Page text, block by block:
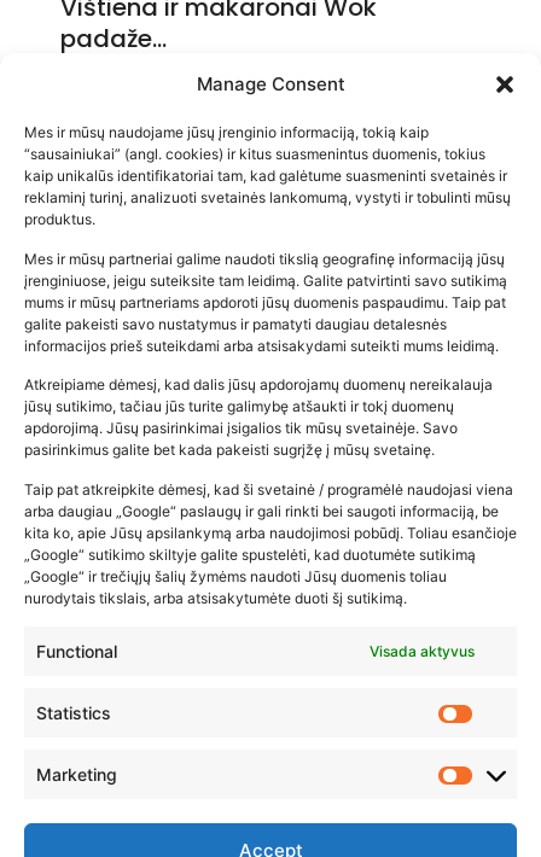
Manage Consent
Mes ir mūsų naudojame jūsų įrenginio informaciją, tokią kaip
“sausainiukai” (angl. cookies) ir kitus suasmenintus duomenis, tokius
kaip unikalūs identifikatoriai tam, kad galėtume suasmeninti svetainės ir
reklaminį turinį, analizuoti svetainės lankomumą, vystyti ir tobulinti mūsų
produktus.
Mes ir mūsų partneriai galime naudoti tikslią geografinę informaciją jūsų
įrenginiuose, jeigu suteiksite tam leidimą. Galite patvirtinti savo sutikimą
mums ir mūsų partneriams apdoroti jūsų duomenis paspaudimu. Taip pat
galite pakeisti savo nustatymus ir pamatyti daugiau detalesnės
informacijos prieš suteikdami arba atsisakydami suteikti mums leidimą.
Atkreipiame dėmesį, kad dalis jūsų apdorojamų duomenų nereikalauja
jūsų sutikimo, tačiau jūs turite galimybę atšaukti ir tokį duomenų
apdorojimą. Jūsų pasirinkimai įsigalios tik mūsų svetainėje. Savo
pasirinkimus galite bet kada pakeisti sugrįžę į mūsų svetainę.
Taip pat atkreipkite dėmesį, kad ši svetainė / programėlė naudojasi viena
arba daugiau „Google“ paslaugų ir gali rinkti bei saugoti informaciją, be
kita ko, apie Jūsų apsilankymą arba naudojimosi pobūdį. Toliau esančioje
„Google“ sutikimo skiltyje galite spustelėti, kad duotumėte sutikimą
„Google“ ir trečiųjų šalių žymėms naudoti Jūsų duomenis toliau
nurodytais tikslais, arba atsisakytumėte duoti šį sutikimą.
Functional Visada aktyvus
Statistics
Marketing
Accept
padaže…
Populiariausios parduotuvės
kūdikių tyrelės –…
2026-02-22